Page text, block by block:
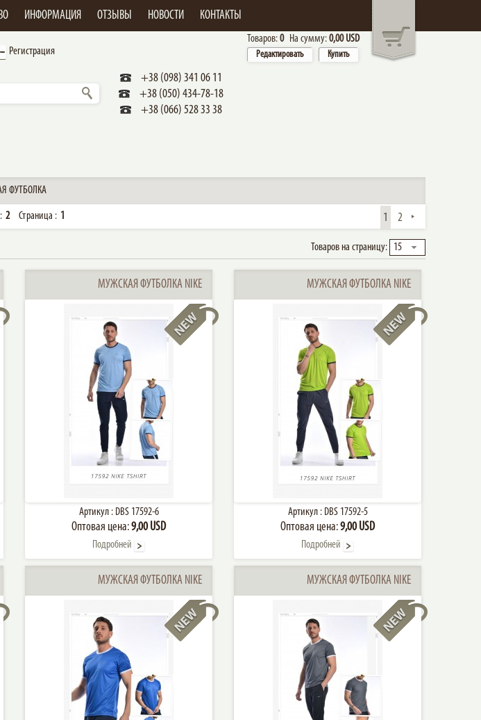
ИНФОРМАЦИЯ ОТЗЫВЫ НОВОСТИ КОНТАКТЫ
+38 (098) 341 06 11
+38 (050) 434-78-18
+38 (066) 528 33 38
Регистрация
Товаров:0 На сумму:0,00 USD
Редактировать Купить
ФУТБОЛКА
2 Страница : 1 1 2
Товаров на страницу: 15
МУЖСКАЯ ФУТБОЛКА NIKE
Артикул : DBS 17592-6
Оптовая цена:9,00 USD
Подробней
МУЖСКАЯ ФУТБОЛКА NIKE
Артикул : DBS 17592-5
Оптовая цена:9,00 USD
Подробней
МУЖСКАЯ ФУТБОЛКА NIKE МУЖСКАЯ ФУТБОЛКА NIKE